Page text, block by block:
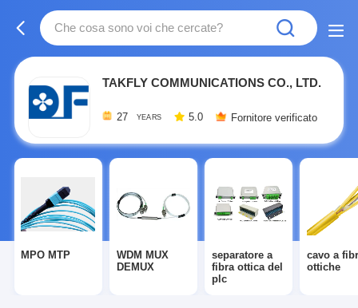
TAKFLY COMMUNICATIONS CO., LTD.
27 YEARS 5.0 Fornitore verificato
MPO MTP
WDM MUX
DEMUX
separatore a
fibra ottica del
plc
cavo a
ottiche